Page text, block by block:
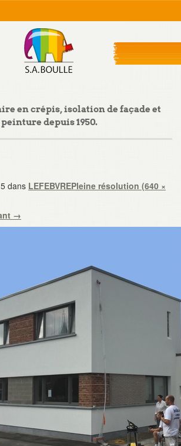
en crépis, isolation de façade et
peinture depuis 1950.
dans LEFEBVREPleine résolution (640 ×
→